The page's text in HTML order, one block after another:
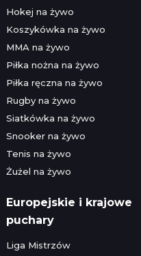
Hokej na żywo
Koszykówka na żywo
MMA na żywo
Piłka nożna na żywo
Piłka ręczna na żywo
Rugby na żywo
Siatkówka na żywo
Snooker na żywo
Tenis na żywo
Żużel na żywo
Europejskie i krajowe
puchary
Liga Mistrzów